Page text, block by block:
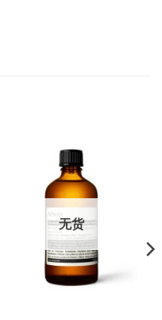
无货